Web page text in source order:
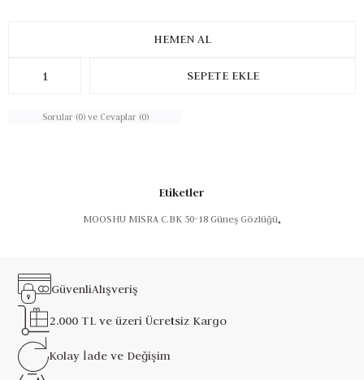
Sorular (0) ve Cevaplar (0)
Etiketler
MOOSHU MISRA C.BK 50-18 Güneş Gözlüğü,
GüvenliAlışveriş
2.000 TL ve üzeriÜcretsiz Kargo
Kolay İade ve Değişim